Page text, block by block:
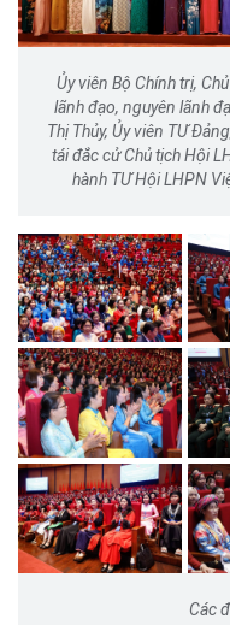
Ủy viên Bộ Chính trị,
lãnh đạo, nguyên lãnh
Thị Thủy, Ủy viên TƯ
tái đắc cử Chủ tịch Hội
hành TƯ Hội LHPN
Các